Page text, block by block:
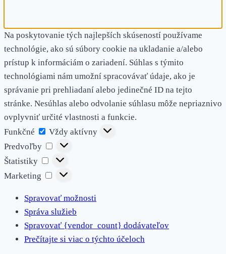
Na poskytovanie tých najlepších skúseností používame
technológie, ako sú súbory cookie na ukladanie a/alebo
prístup k informáciám o zariadení. Súhlas s týmito
technológiami nám umožní spracovávať údaje, ako je
správanie pri prehliadaní alebo jedinečné ID na tejto
stránke. Nesúhlas alebo odvolanie súhlasu môže nepriaznivo
ovplyvniť určité vlastnosti a funkcie.
Funkčné
Funkčné
Vždy aktívny
Predvoľby
Predvoľby
Štatistiky
Štatistiky
Marketing
Marketing
Spravovať možnosti
Správa služieb
Spravovať {vendor_count} dodávateľov
Prečítajte si viac o týchto účeloch